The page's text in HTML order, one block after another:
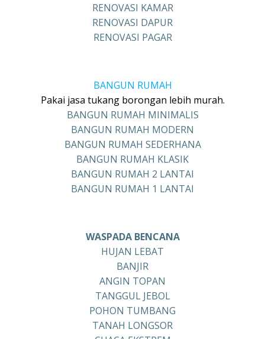
RENOVASI KAMAR
RENOVASI DAPUR
RENOVASI PAGAR
BANGUN RUMAH
Pakai jasa tukang borongan lebih murah.
BANGUN RUMAH MINIMALIS
BANGUN RUMAH MODERN
BANGUN RUMAH SEDERHANA
BANGUN RUMAH KLASIK
BANGUN RUMAH 2 LANTAI
BANGUN RUMAH 1 LANTAI
WASPADA BENCANA
HUJAN LEBAT
BANJIR
ANGIN TOPAN
TANGGUL JEBOL
POHON TUMBANG
TANAH LONGSOR